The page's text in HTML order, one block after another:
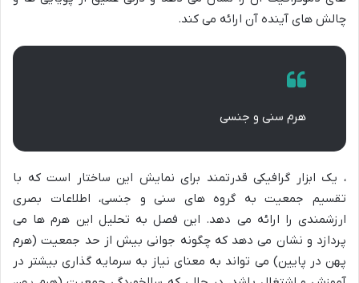
چالش های آینده آن ارائه می کند.
هرم سنی و جنسی
، یک ابزار گرافیکی قدرتمند برای نمایش این ساختار است که با
تقسیم جمعیت به گروه های سنی و جنسی، اطلاعات بصری
ارزشمندی را ارائه می دهد. این فصل به تحلیل این هرم ها می
پردازد و نشان می دهد که چگونه جوانی بیش از حد جمعیت (هرم
پهن در پایین) می تواند به معنای نیاز به سرمایه گذاری بیشتر در